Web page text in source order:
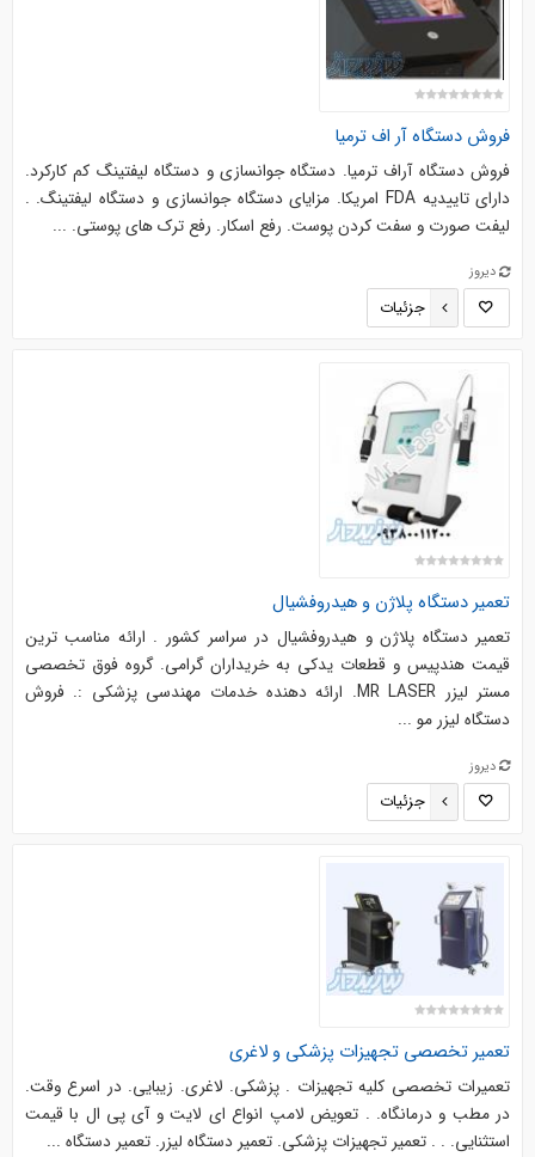
فروش دستگاه آر اف ترمیا
فروش دستگاه آراف ترمیا. دستگاه جوانسازی و دستگاه لیفتینگ کم کارکرد.
دارای تاییدیه FDA امریکا. مزایای دستگاه جوانسازی و دستگاه لیفتینگ. .
لیفت صورت و سفت کردن پوست. رفع اسکار. رفع ترک های پوستی. ...
دیروز
جزئیات
تعمیر دستگاه پلاژن و هیدروفشیال
تعمیر دستگاه پلاژن و هیدروفشیال در سراسر کشور . ارائه مناسب ترین
قیمت هندپیس و قطعات یدکی به خریداران گرامی. گروه فوق تخصصی
مستر لیزر MR LASER. ارائه دهنده خدمات مهندسی پزشکی :. فروش
دستگاه لیزر مو ...
دیروز
جزئیات
تعمیر تخصصی تجهیزات پزشکی و لاغری
تعمیرات تخصصی کلیه تجهیزات . پزشکی. لاغری. زیبایی. در اسرع وقت.
در مطب و درمانگاه. . تعویض لامپ انواع ای لایت و آی پی ال با قیمت
استثنایی. . . تعمیر تجهیزات پزشکی. تعمیر دستگاه لیزر. تعمیر دستگاه ...